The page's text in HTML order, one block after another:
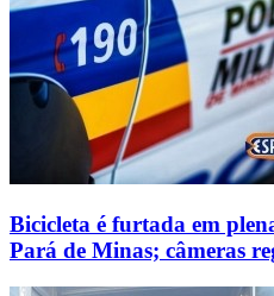
Bicicleta é furtada em
Pará de Minas; câmeras